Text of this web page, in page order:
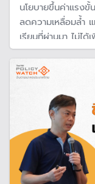
นโยบายขึ้นค่าแรง
ลดความเหลื่อมล้ำ
เรียนที่ผ่านมา ไม่ไ
เฉพาะหน้า แนะใน
งานที่มีมูลค่าสูงและเ